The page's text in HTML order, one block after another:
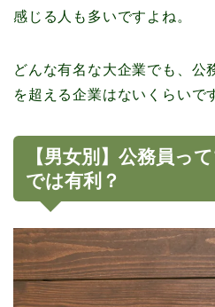
感じる人も多いですよね。
どんな有名な大企業でも、公
を超える企業はないくらいで
【男女別】公務員っ
では有利？